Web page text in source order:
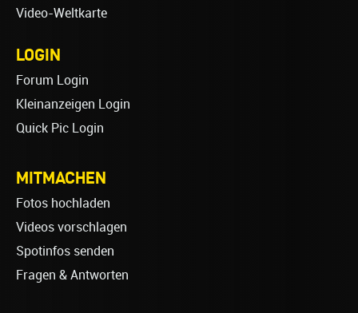
Video-Weltkarte
LOGIN
Forum Login
Kleinanzeigen Login
Quick Pic Login
MITMACHEN
Fotos hochladen
Videos vorschlagen
Spotinfos senden
Fragen & Antworten